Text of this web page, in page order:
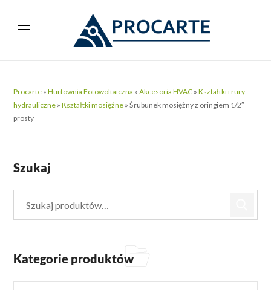
Procarte »Hurtownia Fotowoltaiczna »Akcesoria HVAC »Kształtki i rury
hydrauliczne »Kształtki mosiężne »Śrubunek mosiężny z oringiem 1/2″
prosty
Szukaj
Kategorie produktów